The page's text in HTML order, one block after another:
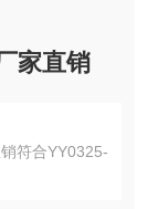
家直销
符合YY0325-